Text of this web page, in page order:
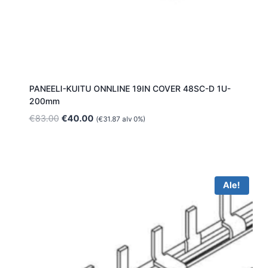
PANEELI-KUITU ONNLINE 19IN COVER 48SC-D 1U-
200mm
€83.00 Alkuperäinen
€40.00Nykyinen
(€31.87 alv 0%)
Ale!